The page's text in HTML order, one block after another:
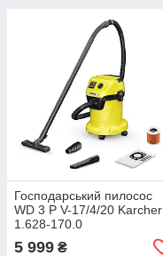
Господарський пилосос
WD 3 P V-17/4/20 Karcher
1.628-170.0
5 999 ₴